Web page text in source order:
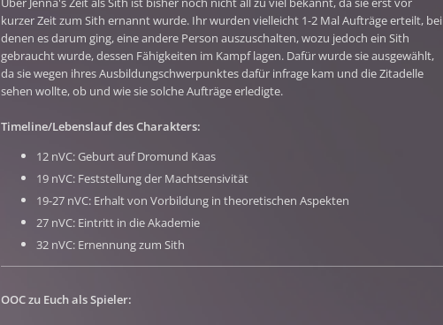
kurzer Zeit zum Sith ernannt wurde. Ihr wurden vielleicht 1-2 Mal Aufträge erteilt, bei
denen es darum ging, eine andere Person auszuschalten, wozu jedoch ein Sith
gebraucht wurde, dessen Fähigkeiten im Kampf lagen. Dafür wurde sie ausgewählt,
da sie wegen ihres Ausbildungschwerpunktes dafür infrage kam und die Zitadelle
sehen wollte, ob und wie sie solche Aufträge erledigte.
Timeline/Lebenslauf des Charakters:
12 nVC: Geburt auf Dromund Kaas
19 nVC: Feststellung der Machtsensivität
19-27 nVC: Erhalt von Vorbildung in theoretischen Aspekten
27 nVC: Eintritt in die Akademie
32 nVC: Ernennung zum Sith
OOC zu Euch als Spieler: